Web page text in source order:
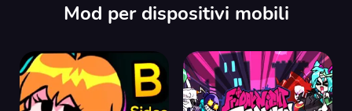
Mod per dispositivi mobili